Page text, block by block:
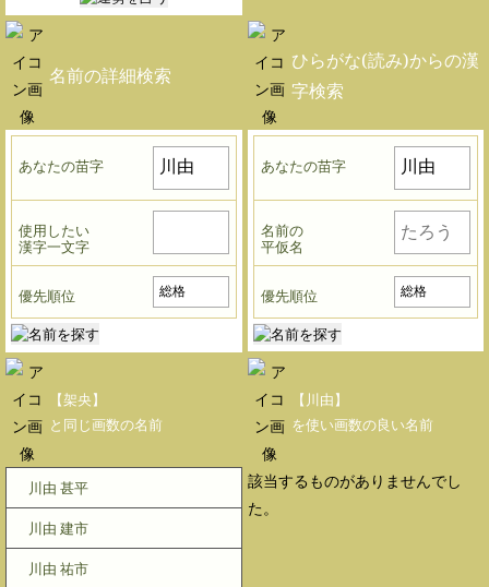
名前の詳細検索
あなたの苗字
使用したい
漢字一文字
優先順位
ひらがな(読み)からの漢
字検索
あなたの苗字
名前の
平仮名
優先順位
【架央】
と同じ画数の名前
川由 甚平
川由 建市
川由 祐市
【川由】
を使い画数の良い名前
該当するものがありませんでし
た。